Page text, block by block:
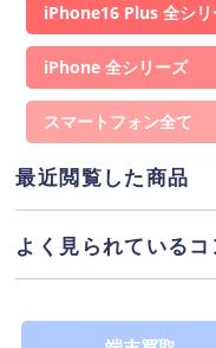
ネットワーク利用制限
「▲」が表示されて
者が購入した時の”
態を指し、(1%程度
あるため大幅に安
用の場合は影響を受
SIMカードサイズ
この製品が対応す
ます。詳しくは
スマートフォン
iPhone
iPhone16 Plus
最近閲覧した商品
よく見られているコ